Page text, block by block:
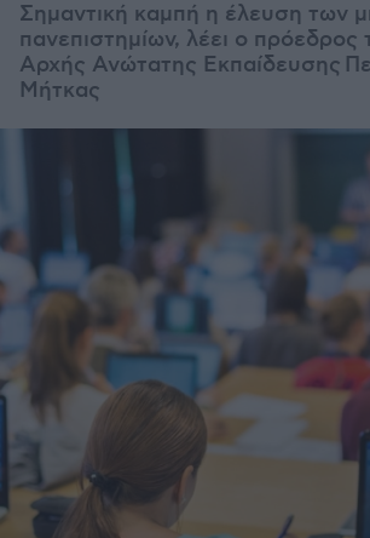
Σημαντική καμπή η έλευση των
πανεπιστημίων, λέει ο πρόεδρος
Αρχής Ανώτατης Εκπαίδευσης
Μήτκας